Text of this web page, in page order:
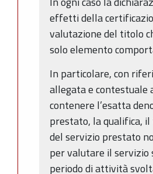
effetti della
valutazione del titolo
solo elemento
In particolare, con
allegata e contestuale
contenere l’esatta
prestato, la qualifica,
del servizio prestato
per valutare il servizio
periodo di attività